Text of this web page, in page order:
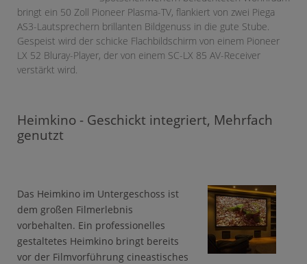
bringt ein 50 Zoll Pioneer Plasma-TV, flankiert von zwei Piega
AS3-Lautsprechern brillanten Bildgenuss in die gute Stube.
Gespeist wird der schicke Flachbildschirm von einem Pioneer
LX 52 Bluray-Player, der von einem SC-LX 85 AV-Receiver
verstärkt wird.
Heimkino - Geschickt integriert, Mehrfach
genutzt
Das Heimkino im Untergeschoss ist
dem großen Filmerlebnis
vorbehalten. Ein professionelles
gestaltetes Heimkino bringt bereits
vor der Filmvorführung cineastisches